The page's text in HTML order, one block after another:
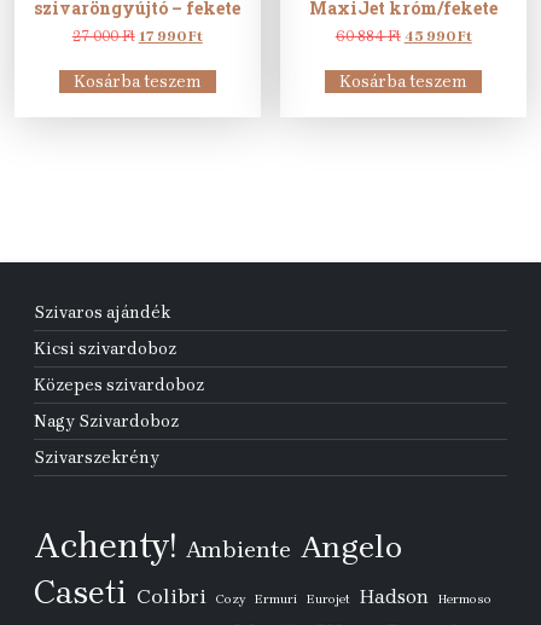
szivaröngyújtó – fekete
27 000Ft Original
was:
27
17 990FtCurrent
is:
17
Kosárba teszem
MaxiJet króm/fekete
60 884Ft Original
was:
60
45 990FtCurrent
is:
45
Kosárba teszem
Szivaros ajándék
Kicsi szivardoboz
Közepes szivardoboz
Nagy Szivardoboz
Szivarszekrény
Achenty! Ambiente Angelo
Caseti Colibri Cozy Ermuri Eurojet Hadson Hermoso